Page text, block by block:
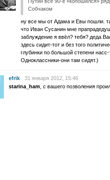
Собчаком
ну все мы от Адама и Евы пошли.
что Иван Сусанин мне
заблуждение я ввёл? тебя? деда
здесь сидит-тот и без того
глубинки по большой степени
Одноклассники-они там сидят.)
efrik
31 января 2012, 15:46
starina_ham , с вашего позволения